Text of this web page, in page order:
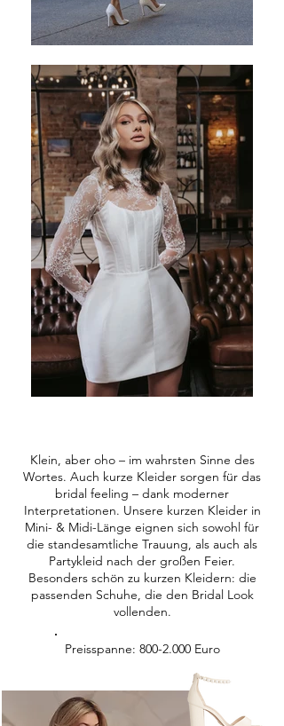
Klein, aber oho – im wahrsten Sinne des
Wortes. Auch kurze Kleider sorgen für das
bridal feeling – dank moderner
Interpretationen. Unsere kurzen Kleider in
Mini- & Midi-Länge eignen sich sowohl für
die standesamtliche Trauung, als auch als
Partykleid nach der großen Feier.
Besonders schön zu kurzen Kleidern: die
passenden Schuhe, die den Bridal Look
vollenden.
Preisspanne: 800-2.000Euro